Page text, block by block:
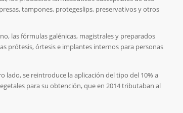
tampones, protegeslips, preservativos y otros
las fórmulas galénicas, magistrales y preparados
prótesis, órtesis e implantes internos para personas
lado, se reintroduce la aplicación del tipo del 10% a
para su obtención, que en 2014 tributaban al